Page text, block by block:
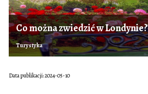
Co można zwiedzić w Londynie?
Turystyka
Data publikacji: 2024-05-10